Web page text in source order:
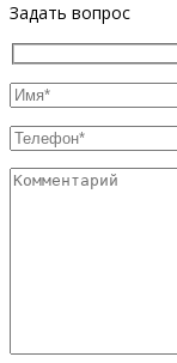
Задать вопрос